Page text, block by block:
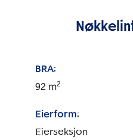
BRA:
92 m2
Eierform:
Eierseksjon